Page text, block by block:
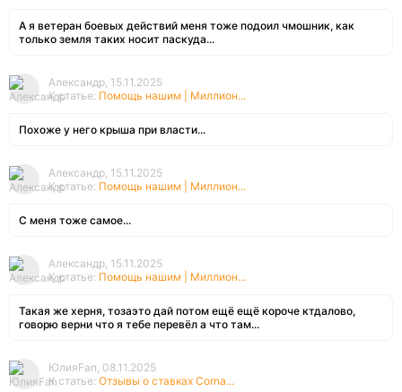
А я ветеран боевых действий меня тоже подоил чмошник, как
только земля таких носит паскуда...
Александр, 15.11.2025
К статье: Помощь нашим | Миллион...
Похоже у него крыша при власти...
Александр, 15.11.2025
К статье: Помощь нашим | Миллион...
С меня тоже самое...
Александр, 15.11.2025
К статье: Помощь нашим | Миллион...
Такая же херня, тозаэто дай потом ещё ещё короче ктдалово,
говорю верни что я тебе перевёл а что там...
ЮлияFan, 08.11.2025
К статье: Отзывы о ставках Corna...